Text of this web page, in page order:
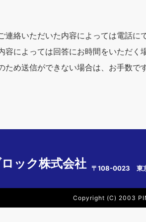
連絡いただいた内容によっては電話に
容によっては回答にお時間をいただく
ため送信ができない場合は、お手数
ック株式会社 〒108-0023 東
Copyright (C) 2003